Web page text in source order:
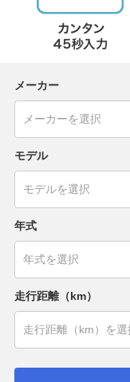
メーカー
モデル
年式
走行距離（km）